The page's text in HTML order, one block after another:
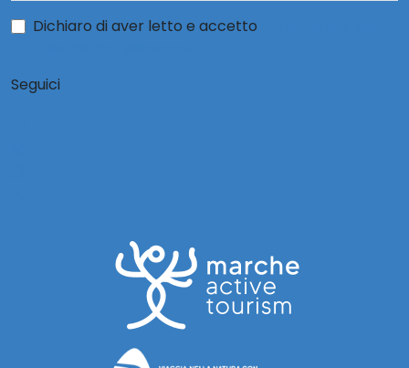
Dichiaro di aver letto e accetto
Seguici